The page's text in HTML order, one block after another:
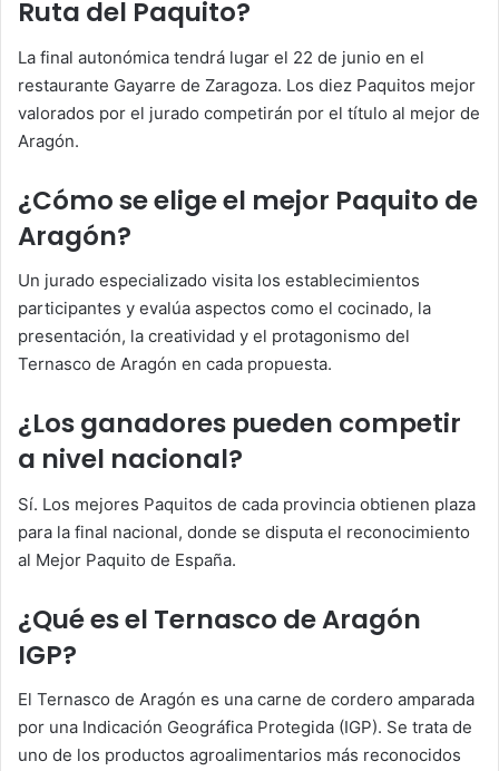
Ruta del Paquito?
La final autonómica tendrá lugar el 22 de junio en el
restaurante Gayarre de Zaragoza. Los diez Paquitos mejor
valorados por el jurado competirán por el título al mejor de
Aragón.
¿Cómo se elige el mejor Paquito de
Aragón?
Un jurado especializado visita los establecimientos
participantes y evalúa aspectos como el cocinado, la
presentación, la creatividad y el protagonismo del
Ternasco de Aragón en cada propuesta.
¿Los ganadores pueden competir
a nivel nacional?
Sí. Los mejores Paquitos de cada provincia obtienen plaza
para la final nacional, donde se disputa el reconocimiento
al Mejor Paquito de España.
¿Qué es el Ternasco de Aragón
IGP?
El Ternasco de Aragón es una carne de cordero amparada
por una Indicación Geográfica Protegida (IGP). Se trata de
uno de los productos agroalimentarios más reconocidos